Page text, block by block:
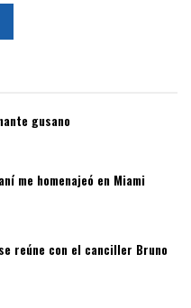
gusano
me homenajeó en Miami
reúne con el canciller Bruno